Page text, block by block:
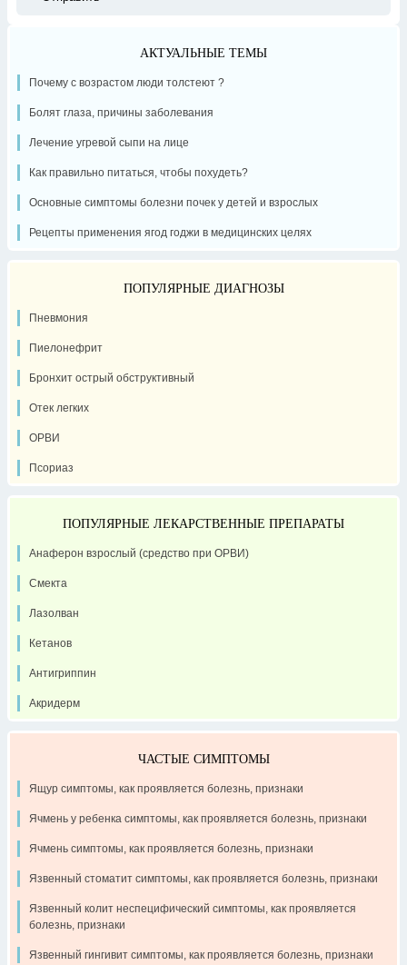
АКТУАЛЬНЫЕ ТЕМЫ
Почему с возрастом люди толстеют ?
Болят глаза, причины заболевания
Лечение угревой сыпи на лице
Как правильно питаться, чтобы похудеть?
Основные симптомы болезни почек у детей и взрослых
Рецепты применения ягод годжи в медицинских целях
ПОПУЛЯРНЫЕ ДИАГНОЗЫ
Пневмония
Пиелонефрит
Бронхит острый обструктивный
Отек легких
ОРВИ
Псориаз
ПОПУЛЯРНЫЕ ЛЕКАРСТВЕННЫЕ ПРЕПАРАТЫ
Анаферон взрослый (средство при ОРВИ)
Смекта
Лазолван
Кетанов
Антигриппин
Акридерм
ЧАСТЫЕ СИМПТОМЫ
Ящур симптомы, как проявляется болезнь, признаки
Ячмень у ребенка симптомы, как проявляется болезнь, признаки
Ячмень симптомы, как проявляется болезнь, признаки
Язвенный стоматит симптомы, как проявляется болезнь, признаки
Язвенный колит неспецифический симптомы, как проявляется
болезнь, признаки
Язвенный гингивит симптомы, как проявляется болезнь, признаки